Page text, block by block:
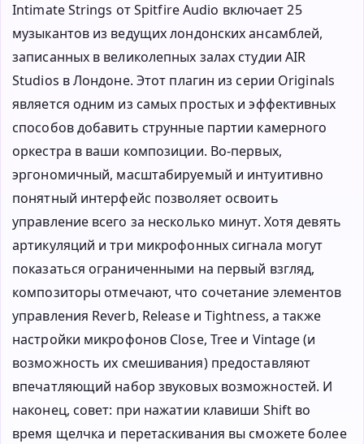
Intimate Strings от Spitfire Audio включает 25
музыкантов из ведущих лондонских ансамблей,
записанных в великолепных залах студии AIR
Studios в Лондоне. Этот плагин из серии Originals
является одним из самых простых и эффективных
способов добавить струнные партии камерного
оркестра в ваши композиции. Во-первых,
эргономичный, масштабируемый и интуитивно
понятный интерфейс позволяет освоить
управление всего за несколько минут. Хотя девять
артикуляций и три микрофонных сигнала могут
показаться ограниченными на первый взгляд,
композиторы отмечают, что сочетание элементов
управления Reverb, Release и Tightness, а также
настройки микрофонов Close, Tree и Vintage (и
возможность их смешивания) предоставляют
впечатляющий набор звуковых возможностей. И
наконец, совет: при нажатии клавиши Shift во
время щелчка и перетаскивания вы сможете более